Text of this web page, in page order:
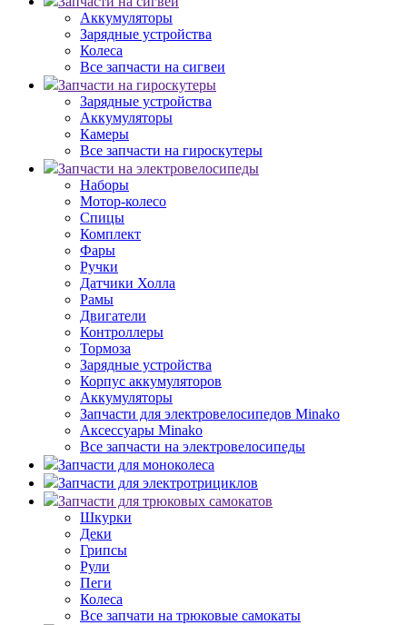
Аккумуляторы
Зарядные устройства
Колеса
Все запчасти на сигвеи
Запчасти на гироскутеры
Зарядные устройства
Аккумуляторы
Камеры
Все запчасти на гироскутеры
Запчасти на электровелосипеды
Наборы
Мотор-колесо
Спицы
Комплект
Фары
Ручки
Датчики Холла
Рамы
Двигатели
Контроллеры
Тормоза
Зарядные устройства
Корпус аккумуляторов
Аккумуляторы
Запчасти для электровелосипедов Minako
Аксессуары Minako
Все запчасти на электровелосипеды
Запчасти для моноколеса
Запчасти для электротрициклов
Запчасти для трюковых самокатов
Шкурки
Деки
Грипсы
Рули
Пеги
Колеса
Все запчати на трюковые самокаты